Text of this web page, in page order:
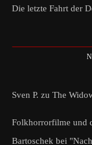
Die letzte Fahrt der
Sven P. zu The
Folkhorrorfilme und
Bartoschek bei